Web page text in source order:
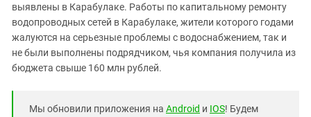
выявлены в Карабулаке. Работы по капитальному ремонту
водопроводных сетей в Карабулаке, жители которого годами
жалуются на серьезные проблемы с водоснабжением, так и
не были выполнены подрядчиком, чья компания получила из
бюджета свыше 160 млн рублей.
Мы обновили приложения на Android и IOS! Будем